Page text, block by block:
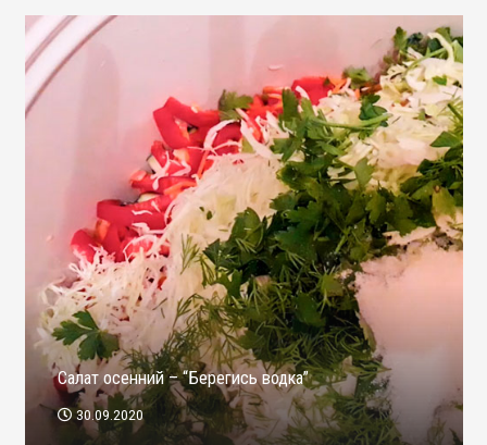
Салат осенний – “Берегись водка”
30.09.2020